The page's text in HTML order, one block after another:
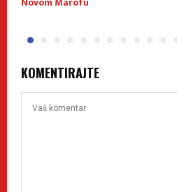
KOMENTIRAJTE